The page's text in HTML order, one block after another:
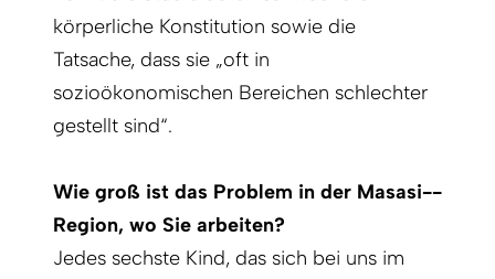
körperliche Konstitution sowie die
Tatsache, dass sie „oft in
sozioökonomischen Bereichen schlechter
gestellt sind“.
Wie groß ist das Problem in der Masasi-­
Region, wo Sie arbeiten?
Jedes sechste Kind, das sich bei uns im